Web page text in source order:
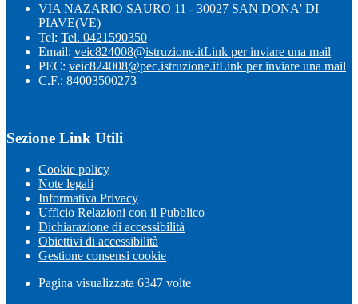
VIA NAZARIO SAURO 11 - 30027 SAN DONA' DI
PIAVE(VE)
Tel: Tel. 0421590350
Email: veic824008@istruzione.itLink per inviare una mail
PEC: veic824008@pec.istruzione.itLink per inviare una mail
C.F.: 84003500273
Sezione Link Utili
Cookie policy
Note legali
Informativa Privacy
Ufficio Relazioni con il Pubblico
Dichiarazione di accessibilità
Obiettivi di accessibilità
Gestione consensi cookie
Pagina visualizzata 6347 volte